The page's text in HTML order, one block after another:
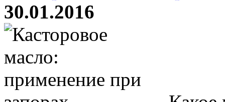
30.01.2016